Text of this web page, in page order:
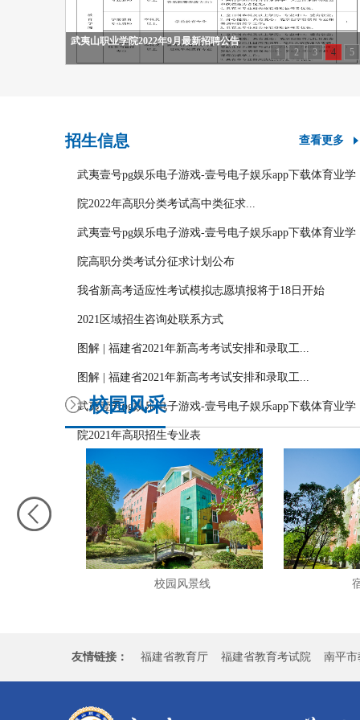
武夷山职业学院2022年9月最新招聘公告
1
2 3 4 5
查看更多
招生信息
武夷壹号pg娱乐电子游戏-壹号电子娱乐app下载体育业学
院2022年高职分类考试高中类征求...
武夷壹号pg娱乐电子游戏-壹号电子娱乐app下载体育业学
院高职分类考试分征求计划公布
我省新高考适应性考试模拟志愿填报将于18日开始
2021区域招生咨询处联系方式
图解 | 福建省2021年新高考考试安排和录取工...
图解 | 福建省2021年新高考考试安排和录取工...
武夷壹号pg娱乐电子游戏-壹号电子娱乐app下载体育业学
院2021年高职招生专业表
校园风采
校园风景线 宿舍
友情链接： 福建省教育厅 福建省教育考试院 南平市